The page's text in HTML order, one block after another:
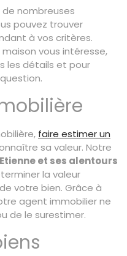
de nombreuses
pouvez trouver
à vos critères.
vous intéresse,
les détails et pour
faire estimer un
sa valeur. Notre
et ses alentours
la valeur
votre bien. Grâce à
agent immobilier ne
de le surestimer.